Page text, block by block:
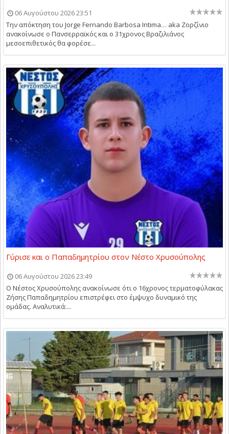
06 Αυγούστου 2026 23:51
Την απόκτηση του Jorge Fernando Barbosa Intima… aka Ζορζίνιο
ανακοίνωσε ο Πανσερραϊκός και ο 31χρονος Βραζιλιάνος
μεσοεπιθετικός θα φορέσε...
Γύρισε και ο Παπαδημητρίου στον Νέστο Χρυσούπολης
06 Αυγούστου 2026 23:49
Ο Νέστος Χρυσούπολης ανακοίνωσε ότι ο 16χρονος τερματοφύλακας
Ζήσης Παπαδημητρίου επιστρέφει στο έμψυχο δυναμικό της
ομάδας. Αναλυτικά:...